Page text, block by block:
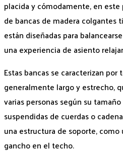
placida y cómodamente, en
de bancas de madera colgantes
están diseñadas para
una experiencia de asiento
Estas bancas se caracterizan
generalmente largo y estrecho,
varias personas según su
suspendidas de cuerdas o
una estructura de soporte,
gancho en el techo.